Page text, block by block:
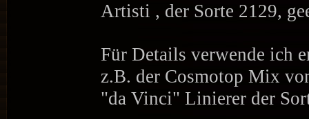
Artisti , der Sorte 2129,
Für Details verwende ich
z.B. der Cosmotop Mix
"da Vinci" Linierer der